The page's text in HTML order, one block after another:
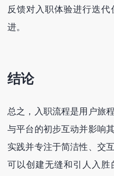
反馈对入职体验进行迭
进。
结论
总之，入职流程是用户旅
与平台的初步互动并影响
实践并专注于简洁性、交
可以创建无缝和引人入